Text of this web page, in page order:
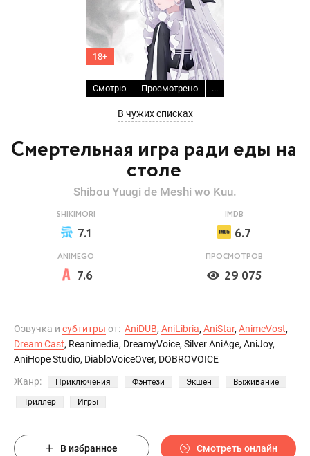
Смертельная игра ради еды на
столе
18+
Смотрю Просмотрено ...
В чужих списках
Shibou Yuugi de Meshi wo Kuu.
SHIKIMORI
7.1
IMDB
6.7
ANIMEGO
7.6
ПРОСМОТРОВ
29 075
Озвучка и субтитры от: AniDUB, AniLibria, AniStar, AnimeVost,
Dream Cast, Reanimedia, DreamyVoice, Silver AniAge, AniJoy,
AniHope Studio, DiabloVoiceOver, DOBROVOICE
Жанр:
Приключения Фэнтези Экшен Выживание
Триллер Игры
В избранное Смотреть онлайн